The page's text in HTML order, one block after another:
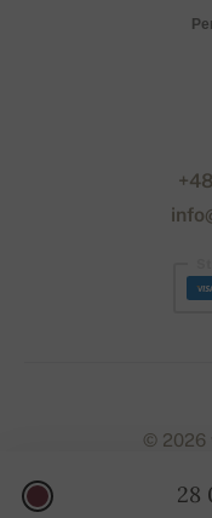
28
© 2026
Designed with